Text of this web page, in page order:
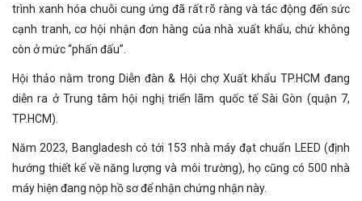
trình xanh hóa chuỗi cung ứng đã rất rõ ràng và tác động đến sức
cạnh tranh, cơ hội nhận đơn hàng của nhà xuất khẩu, chứ không
còn ở mức “phấn đấu”.
Hội thảo nằm trong Diễn đàn & Hội chợ Xuất khẩu TP.HCM đang
diễn ra ở Trung tâm hội nghị triển lãm quốc tế Sài Gòn (quận 7,
TP.HCM).
Năm 2023, Bangladesh có tới 153 nhà máy đạt chuẩn LEED (định
hướng thiết kế về năng lượng và môi trường), họ cũng có 500 nhà
máy hiện đang nộp hồ sơ để nhận chứng nhận này.